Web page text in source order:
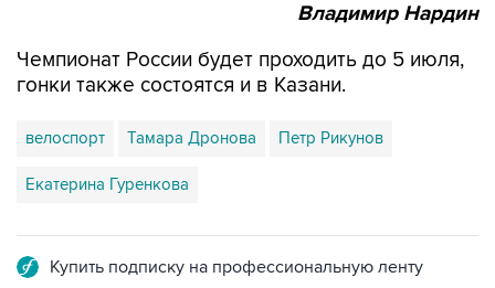
Владимир Нардин
Чемпионат России будет проходить до 5 июля,
гонки также состоятся и в Казани.
велоспорт Тамара Дронова Петр Рикунов
Екатерина Гуренкова
Купить подписку на профессиональную ленту